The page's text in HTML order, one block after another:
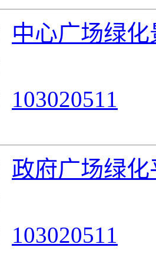
中心广场绿
103020511
政府广场绿
103020511